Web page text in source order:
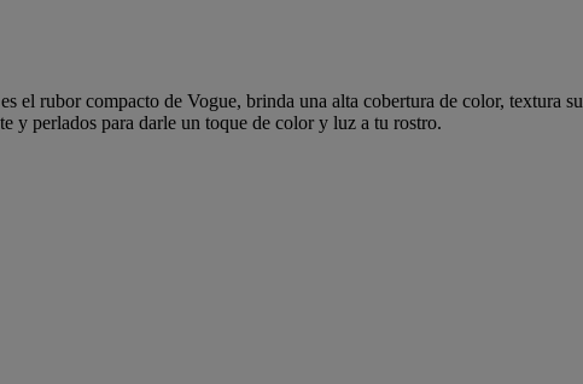
el rubor compacto de Vogue, brinda una alta cobertura de color, textura
y perlados para darle un toque de color y luz a tu rostro.